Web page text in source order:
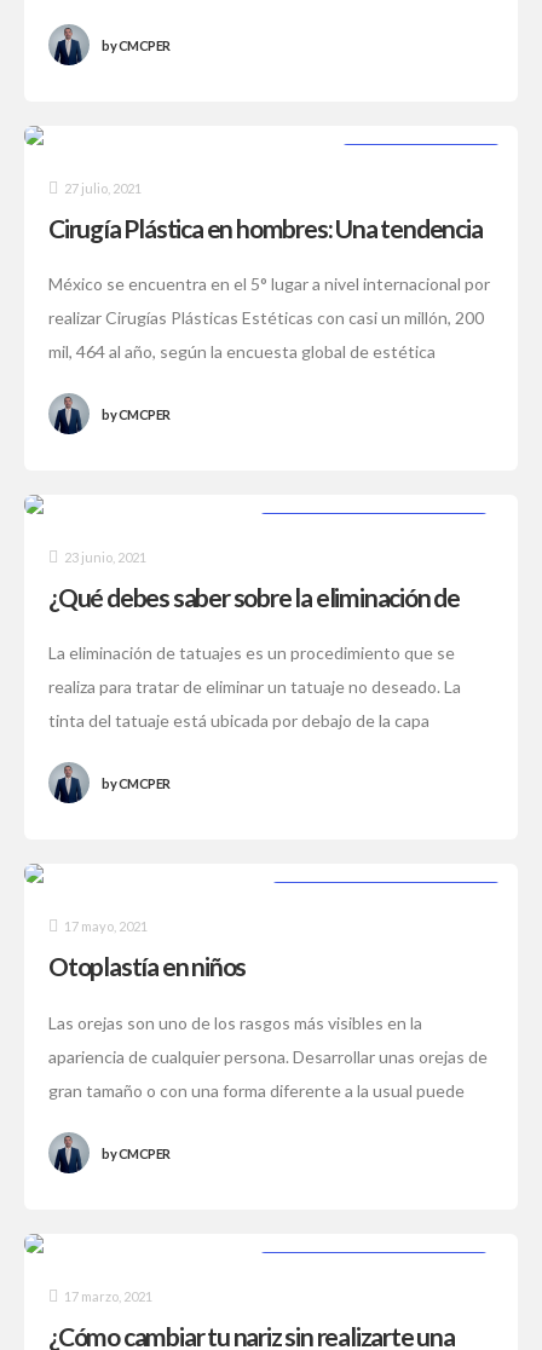
byCMCPER
27 julio, 2021
Cirugía Plástica en hombres: Una tendencia
México se encuentra en el 5° lugar a nivel internacional por
realizar Cirugías Plásticas Estéticas con casi un millón, 200
mil, 464 al año, según la encuesta global de estética
byCMCPER
23 junio, 2021
¿Qué debes saber sobre la eliminación de
La eliminación de tatuajes es un procedimiento que se
realiza para tratar de eliminar un tatuaje no deseado. La
tinta del tatuaje está ubicada por debajo de la capa
byCMCPER
17 mayo, 2021
Otoplastía en niños
Las orejas son uno de los rasgos más visibles en la
apariencia de cualquier persona. Desarrollar unas orejas de
gran tamaño o con una forma diferente a la usual puede
byCMCPER
17 marzo, 2021
¿Cómo cambiar tu nariz sin realizarte una